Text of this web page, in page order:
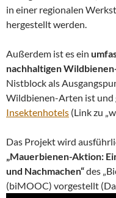
in einer regionalen
hergestellt werden.
Außerdem ist es ein
nachhaltigen
Nistblock als
Wildbienen-Arten ist und
Insektenhotels (Link zu
Das Projekt wird
„Mauerbienen-Aktion:
und Nachmachen“des
(biMOOC) vorgestellt